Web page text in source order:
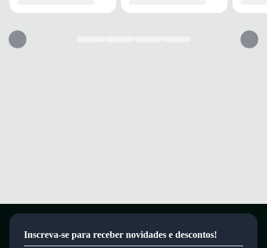
Inscreva-se para receber novidades e descontos!